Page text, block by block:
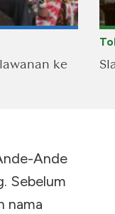
ke
Ande
Sebelum
nama